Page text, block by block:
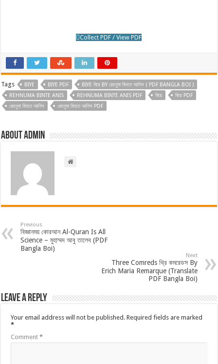
Collect PDF / View PDF
Tags BIYE BIYE PDF
BIYE বিয়ে BY রেহনুমা বিনতে আনিস ( PDF BANGLA BOI )
REHNUMA BINTE ANIS
REHNUMA BINTE ANIS PDF বিয়ে
বিয়ে PDF
রেহনুমা বিনতে আনিস
রেহনুমা বিনতে আনিস PDF
About admin
Previous
বিজ্ঞানময় কোরআন Al-Quran Is All
Science – মুহাম্মদ আবু তালেব (PDF
Bangla Boi)
Next
Three Comreds থ্রি কমরেডস By
Erich Maria Remarque (Translate
PDF Bangla Boi)
Leave a Reply
Your email address will not be published. Required fields are marked
*
Comment*